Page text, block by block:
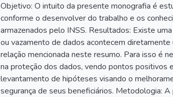
Objetivo: O intuito da presente monografia é
conforme o desenvolver do trabalho e os
armazenados pelo INSS. Resultados: Existe
ou vazamento de dados acontecem
relação mencionada neste resumo. Para isso é
na proteção dos dados, vendo pontos positivos
levantamento de hipóteses visando o
segurança de seus beneficiários. Metodologia: